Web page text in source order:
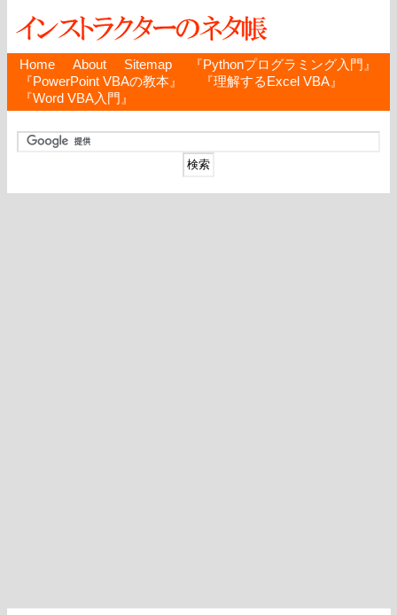
Home About Sitemap
『Pythonプログラミング入門』
『PowerPoint VBAの教本』
『理解するExcel VBA』
『Word VBA入門』